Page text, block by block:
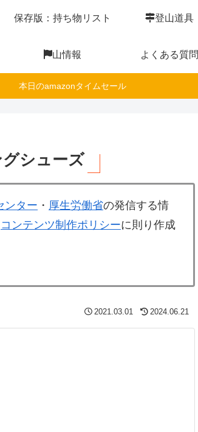
保存版：持ち物リスト 登山道具
山情報 よくある質問
本日のamazonタイムセール
シューズ
ンター ・ 厚生労働省の発信する情
コンテンツ制作ポリシーに則り作成
2021.03.01 2024.06.21